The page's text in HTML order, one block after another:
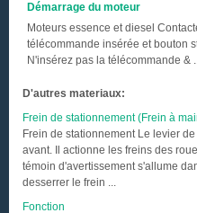
Démarrage du moteur
Moteurs essence et diesel
télécommande insérée et bouton
N'insérez pas la télécommande &
D'autres materiaux:
Frein de stationnement (Frein à
Frein de stationnement Le levier
avant. Il actionne les freins des
témoin d'avertissement s'allume
desserrer le frein ...
Fonction